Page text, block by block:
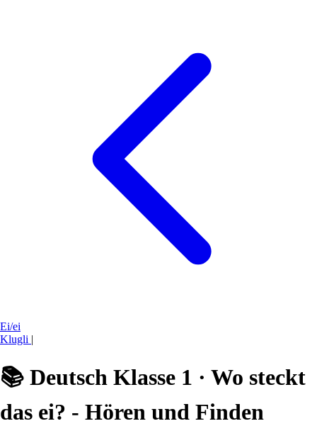
Ei/ei
Klugli |
📚 Deutsch Klasse 1 · Wo steckt
das ei? - Hören und Finden